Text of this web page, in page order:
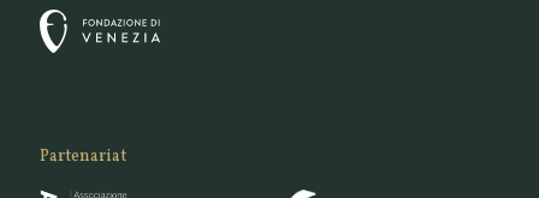
Partenariat